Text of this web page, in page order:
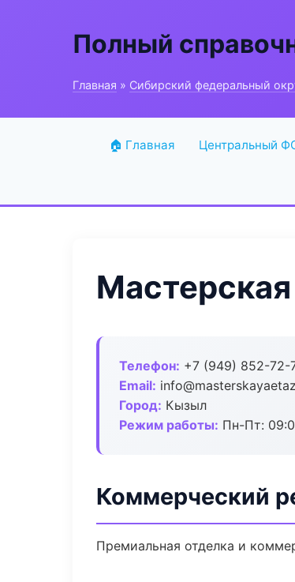
Полный
Главная » Сибирский федеральный
🏠 Главная Центральный
Телефон: +7 (949) 852-72-
Email:
Город: Кызыл
Режим работы: Пн-Пт:
Коммерческий
Премиальная отделка и